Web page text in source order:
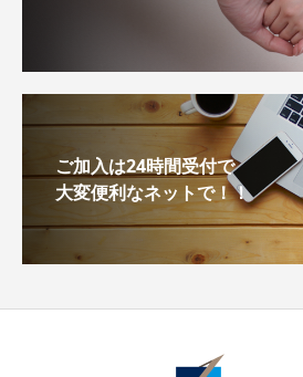
ご加入は24時間受付で
大変便利なネットで！！